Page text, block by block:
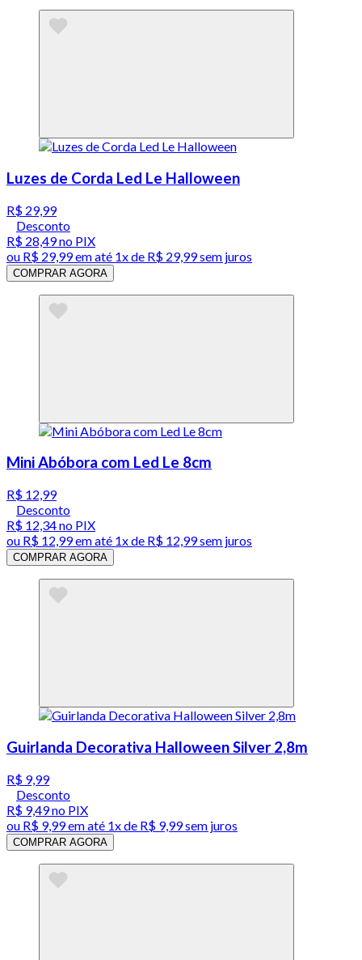
Luzes de Corda Led Le Halloween
R$ 29,99
Desconto
R$ 28,49no PIX
ou R$ 29,99em até 1x de R$ 29,99sem juros
COMPRAR AGORA
Mini Abóbora com Led Le 8cm
R$ 12,99
Desconto
R$ 12,34no PIX
ou R$ 12,99em até 1x de R$ 12,99sem juros
COMPRAR AGORA
Guirlanda Decorativa Halloween Silver 2,8m
R$ 9,99
Desconto
R$ 9,49no PIX
ou R$ 9,99em até 1x de R$ 9,99sem juros
COMPRAR AGORA